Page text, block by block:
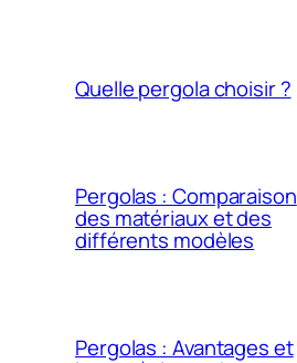
Quelle pergola choisir ?
Pergolas : Comparaison
des matériaux et des
différents modèles
Pergolas : Avantages et